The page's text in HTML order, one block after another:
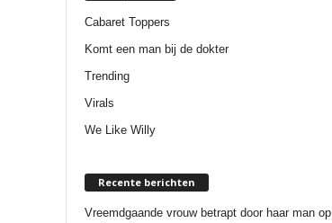
Cabaret Toppers
Komt een man bij de dokter
Trending
Virals
We Like Willy
Recente berichten
Vreemdgaande vrouw betrapt door haar man op